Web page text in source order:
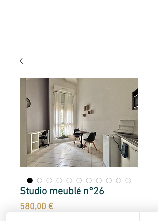
Studio meublé n°26
580,00 €Prix